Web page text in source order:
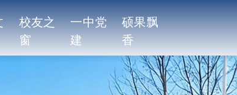
校友之
窗
一中党
建
硕果飘
香